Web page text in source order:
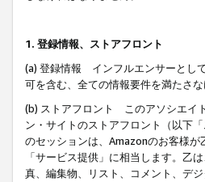
1. 登録情報、ストアフロント
(a) 登録情報 インフルエンサーとし
可を含む、全ての情報要件を満たさな
(b) ストアフロント このアソシエイ
ン・サイトのストアフロント（以下「
のセッションは、Amazonのお客様
「サービス提供」に相当します。乙
真、編集物、リスト、コメント、デ